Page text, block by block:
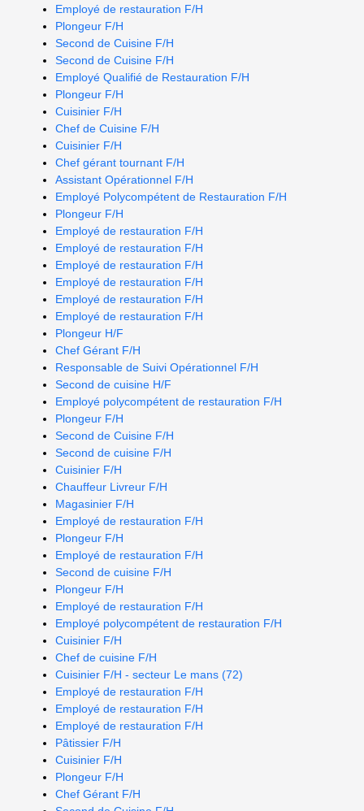
Employé de restauration F/H
Plongeur F/H
Second de Cuisine F/H
Second de Cuisine F/H
Employé Qualifié de Restauration F/H
Plongeur F/H
Cuisinier F/H
Chef de Cuisine F/H
Cuisinier F/H
Chef gérant tournant F/H
Assistant Opérationnel F/H
Employé Polycompétent de Restauration F/H
Plongeur F/H
Employé de restauration F/H
Employé de restauration F/H
Employé de restauration F/H
Employé de restauration F/H
Employé de restauration F/H
Employé de restauration F/H
Plongeur H/F
Chef Gérant F/H
Responsable de Suivi Opérationnel F/H
Second de cuisine H/F
Employé polycompétent de restauration F/H
Plongeur F/H
Second de Cuisine F/H
Second de cuisine F/H
Cuisinier F/H
Chauffeur Livreur F/H
Magasinier F/H
Employé de restauration F/H
Plongeur F/H
Employé de restauration F/H
Second de cuisine F/H
Plongeur F/H
Employé de restauration F/H
Employé polycompétent de restauration F/H
Cuisinier F/H
Chef de cuisine F/H
Cuisinier F/H - secteur Le mans (72)
Employé de restauration F/H
Employé de restauration F/H
Employé de restauration F/H
Pâtissier F/H
Cuisinier F/H
Plongeur F/H
Chef Gérant F/H